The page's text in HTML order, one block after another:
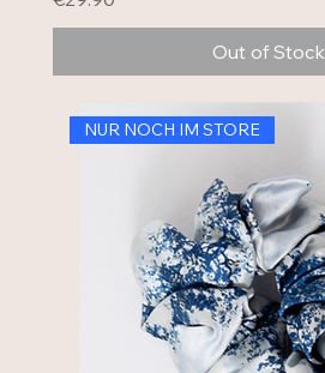
Out of Stock
NUR NOCH IM STORE